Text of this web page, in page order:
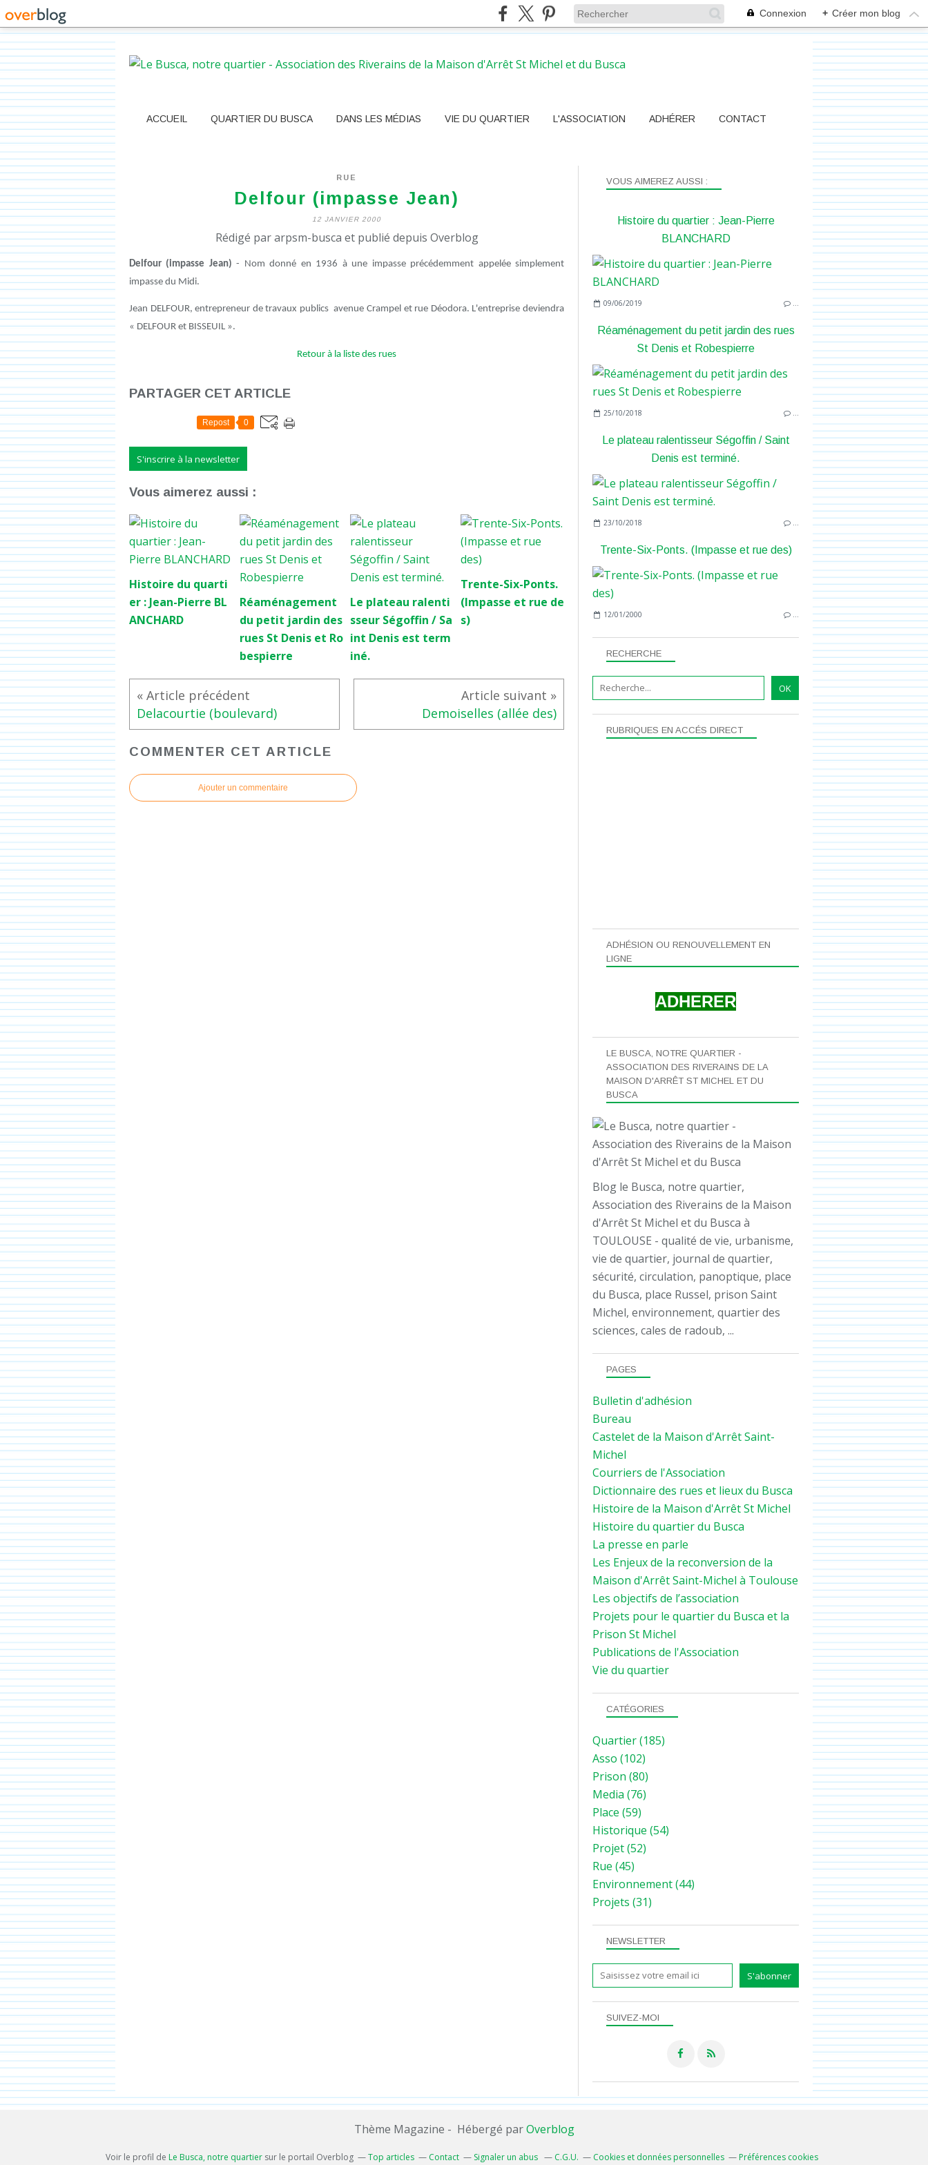
Connexion + Créer mon blog
ACCUEIL QUARTIER DU BUSCA DANS LES MÉDIAS VIE DU QUARTIER L'ASSOCIATION ADHÉRER CONTACT
RUE
Delfour (impasse Jean)
12 JANVIER 2000
Rédigé par arpsm-busca et publié depuis Overblog
Delfour (impasse Jean) - Nom donné en 1936 à une impasse précédemment appelée simplement
impasse du Midi.
Jean DELFOUR, entrepreneur de travaux publics avenue Crampel et rue Déodora. L'entreprise deviendra
« DELFOUR et BISSEUIL ».
Retour à la liste des rues
PARTAGER CET ARTICLE
Repost 0
S'inscrire à la newsletter
Vous aimerez aussi :
Histoire du quarti
er : Jean-Pierre BL
ANCHARD
Réaménagement
du petit jardin des
rues St Denis et Ro
bespierre
Le plateau ralenti
sseur Ségoffin / Sa
int Denis est term
iné.
Trente-Six-Ponts.
(Impasse et rue de
s)
Delacourtie (boulevard) Demoiselles (allée des)
COMMENTER CET ARTICLE
Ajouter un commentaire
NEWSLETTER
SUIVEZ-MOI
RECHERCHE
LE BUSCA, NOTRE QUARTIER -
ASSOCIATION DES RIVERAINS DE LA
MAISON D'ARRÊT ST MICHEL ET DU
BUSCA
Blog le Busca, notre quartier,
Association des Riverains de la Maison
d'Arrêt St Michel et du Busca à
TOULOUSE - qualité de vie, urbanisme,
vie de quartier, journal de quartier,
sécurité, circulation, panoptique, place
du Busca, place Russel, prison Saint
Michel, environnement, quartier des
sciences, cales de radoub, ...
VOUS AIMEREZ AUSSI :
Histoire du quartier : Jean-Pierre
BLANCHARD
09/06/2019 …
Réaménagement du petit jardin des rues
St Denis et Robespierre
25/10/2018 …
Le plateau ralentisseur Ségoffin / Saint
Denis est terminé.
23/10/2018 …
Trente-Six-Ponts. (Impasse et rue des)
12/01/2000 …
PAGES
Bulletin d'adhésion
Bureau
Castelet de la Maison d'Arrêt Saint-
Michel
Courriers de l'Association
Dictionnaire des rues et lieux du Busca
Histoire de la Maison d'Arrêt St Michel
Histoire du quartier du Busca
La presse en parle
Les Enjeux de la reconversion de la
Maison d'Arrêt Saint-Michel à Toulouse
Les objectifs de l’association
Projets pour le quartier du Busca et la
Prison St Michel
Publications de l'Association
Vie du quartier
CATÉGORIES
Quartier(185)
Asso (102)
Prison (80)
Media (76)
Place (59)
Historique (54)
Projet(52)
Rue (45)
Environnement(44)
Projets (31)
ADHÉSION OU RENOUVELLEMENT EN
LIGNE
ADHERER
RUBRIQUES EN ACCÉS DIRECT
Thème Magazine - Hébergé parOverblog
Voir le profil de Le Busca, notre quartier sur le portail Overblog Top articles Contact Signaler un abus C.G.U. Cookies et données personnelles Préférences cookies